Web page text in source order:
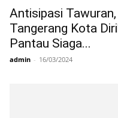
Antisipasi
Tangerang Kota
Pantau Siaga...
admin - 16/03/2024